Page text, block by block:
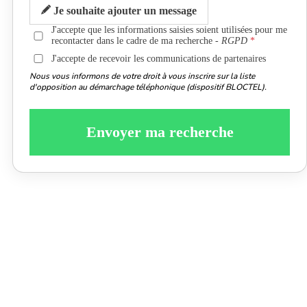
Je souhaite ajouter un message
J'accepte que les informations saisies soient utilisées pour me
recontacter dans le cadre de ma recherche -RGPD
J'accepte de recevoir les communications de partenaires
Nous vous informons de votre droit à vous inscrire sur la liste
d'opposition au démarchage téléphonique (dispositif BLOCTEL).
Envoyer ma recherche